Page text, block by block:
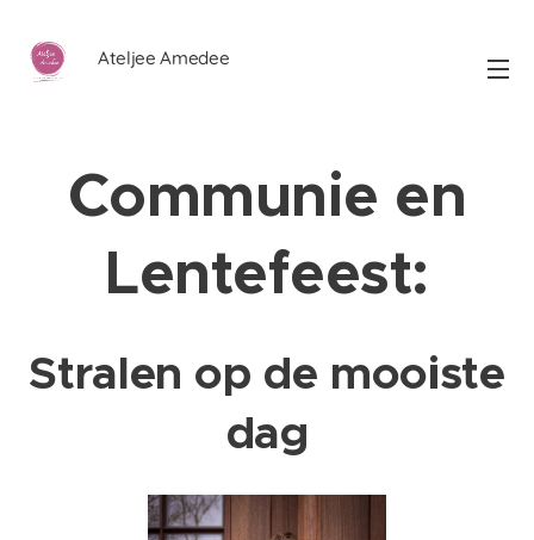
Ateljee Amedee
Communie en
Lentefeest:
Stralen op de mooiste
dag